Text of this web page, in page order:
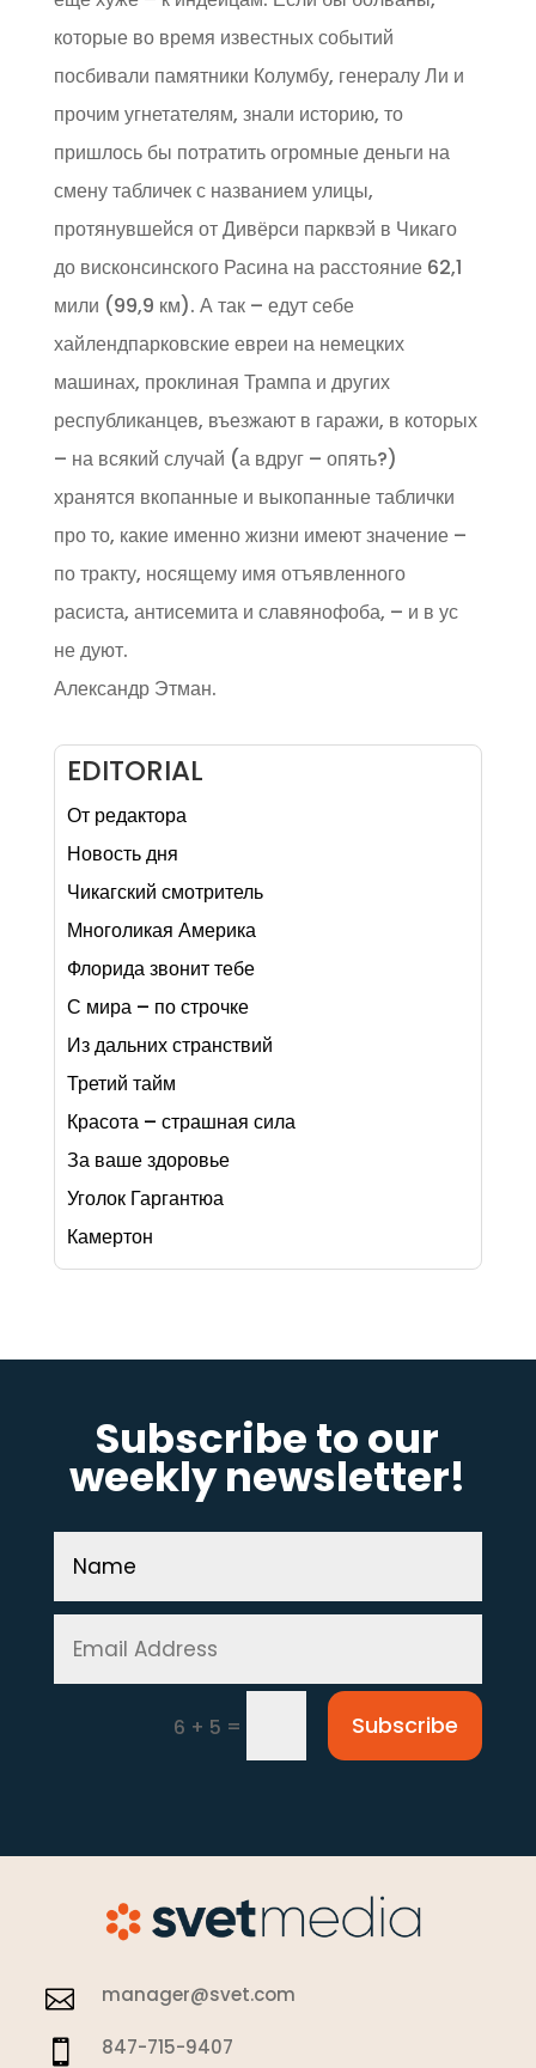
которые во время известных событий
посбивали памятники Колумбу, генералу Ли и
прочим угнетателям, знали историю, то
пришлось бы потратить огромные деньги на
смену табличек с названием улицы,
протянувшейся от Дивёрси парквэй в Чикаго
до висконсинского Расина на расстояние 62,1
мили (99,9 км). А так – едут себе
хайлендпарковские евреи на немецких
машинах, проклиная Трампа и других
республиканцев, въезжают в гаражи, в которых
– на всякий случай (а вдруг – опять?)
хранятся вкопанные и выкопанные таблички
про то, какие именно жизни имеют значение –
по тракту, носящему имя отъявленного
расиста, антисемита и славянофоба, – и в ус
не дуют.
Александр Этман.
EDITORIAL
От редактора
Новость дня
Чикагский смотритель
Многоликая Америка
Флорида звонит тебе
С мира – по строчке
Из дальних странствий
Третий тайм
Красота – страшная сила
За ваше здоровье
Уголок Гаргантюа
Камертон
Subscribe to our
weekly newsletter!
6 + 5 = Subscribe
 manager@svet.com
 847-715-9407